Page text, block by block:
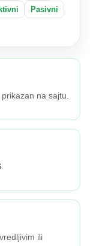
Pasivni
na sajtu.
ili